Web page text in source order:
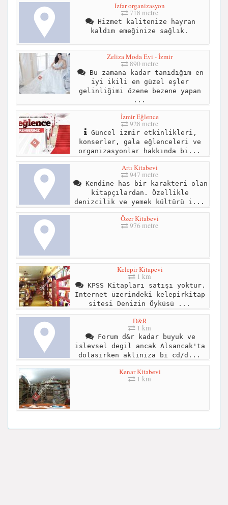
Izfar organizasyon
718 metre
Hizmet kalitenize hayran
kaldım emeğinize sağlık.
Zeliza Moda Evi - İzmir
890 metre
Bu zamana kadar tanıdığım en
iyi ikili en güzel eşler
gelinliğimi özene bezene yapan
...
İzmir Eğlence
928 metre
Güncel izmir etkinlikleri,
konserler, gala eğlenceleri ve
organizasyonlar hakkında bi...
Artı Kitabevi
947 metre
Kendine has bir karakteri olan
kitapçılardan. Özellikle
denizcilik ve yemek kültürü i...
Özer Kitabevi
976 metre
Kelepir Kitapevi
1 km
KPSS Kitapları satışı yoktur.
İnternet üzerindeki kelepirkitap
sitesi Denizin Öyküsü ...
D&R
1 km
Forum d&r kadar buyuk ve
islevsel degil ancak Alsancak'ta
dolasirken akliniza bi cd/d...
Kenar Kitabevi
1 km